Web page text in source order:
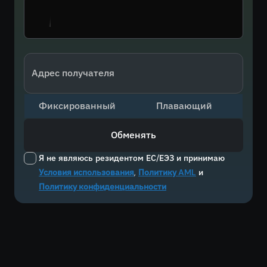
Адрес получателя
Я не являюсь резидентом ЕС/ЕЭЗ и принимаю
Условия использования, Политику AML и
Политику конфиденциальности
Фиксированный Плавающий
Обменять